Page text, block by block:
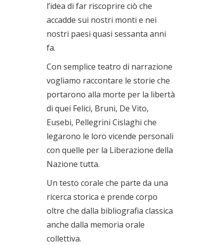
l’idea di far riscoprire ciò che
accadde sui nostri monti e nei
nostri paesi quasi sessanta anni
fa.
Con semplice teatro di narrazione
vogliamo raccontare le storie che
portarono alla morte per la libertà
di quei Felici, Bruni, De Vito,
Eusebi, Pellegrini Cislaghi che
legarono le loro vicende personali
con quelle per la Liberazione della
Nazione tutta.
Un testo corale che parte da una
ricerca storica e prende corpo
oltre che dalla bibliografia classica
anche dalla memoria orale
collettiva.